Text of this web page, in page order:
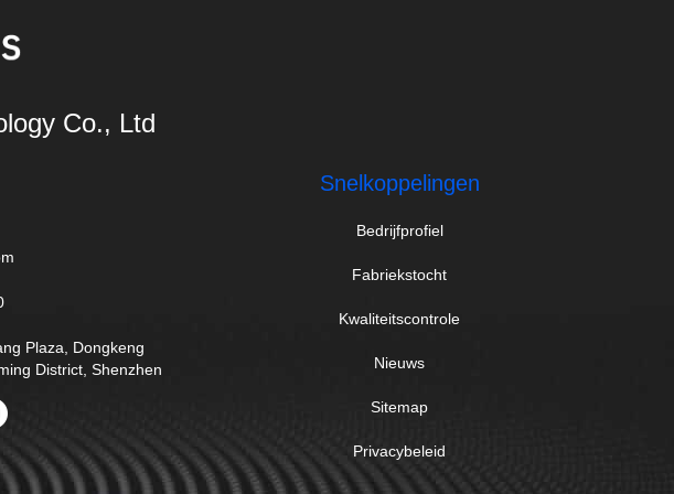
Co., Ltd
Plaza, Dongkeng
District, Shenzhen
Snelkoppelingen
Bedrijfprofiel
Fabriekstocht
Kwaliteitscontrole
Nieuws
Sitemap
Privacybeleid